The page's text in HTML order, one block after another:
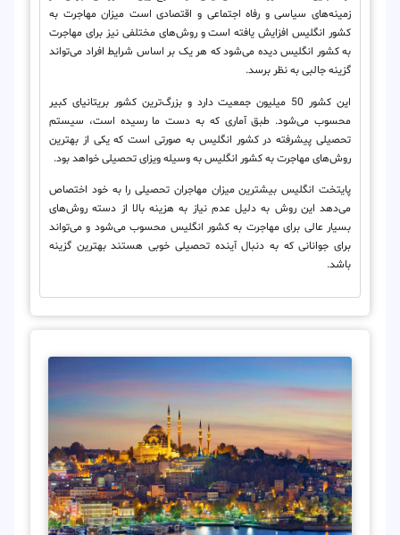
زمینه‌های سیاسی و رفاه اجتماعی و اقتصادی است میزان مهاجرت به
کشور انگلیس افزایش یافته است و روش‌‌‌های مختلفی نیز برای مهاجرت
به کشور انگلیس دیده می‌شود که هر یک بر اساس شرایط افراد می‌تواند
گزینه جالبی به نظر برسد.
این کشور 50 میلیون جمعیت دارد و بزرگ‌ترین کشور بریتانیای کبیر
محسوب می‌شود. طبق آماری که به دست ما رسیده است، سیستم
تحصیلی پیشرفته در کشور انگلیس به صورتی است که یکی از بهترین
روش‌های مهاجرت به کشور انگلیس به وسیله ویزای تحصیلی خواهد بود.
پایتخت انگلیس بیشترین میزان مهاجران تحصیلی را به خود اختصاص
می‌دهد این روش به دلیل عدم نیاز به هزینه بالا از دسته روش‌های
بسیار عالی برای مهاجرت به کشور انگلیس محسوب می‌شود و می‌تواند
برای جوانانی که به دنبال آینده تحصیلی خوبی هستند بهترین گزینه
باشد.